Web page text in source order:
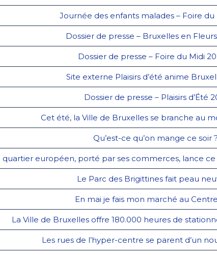
Journée des enfants malades – Foire du
Dossier de presse – Bruxelles en
Dossier de presse – Foire du Midi
Site externe Plaisirs d’été anime
Dossier de presse – Plaisirs d’Été
Cet été, la Ville de Bruxelles se branche au
Qu’est-ce qu’on mange ce soir ?
quartier européen, porté par ses commerces, lance ce
Le Parc des Brigittines fait peau
En mai je fais mon marché au
La Ville de Bruxelles offre 180.000 heures de
Les rues de l’hyper-centre se parent d’un